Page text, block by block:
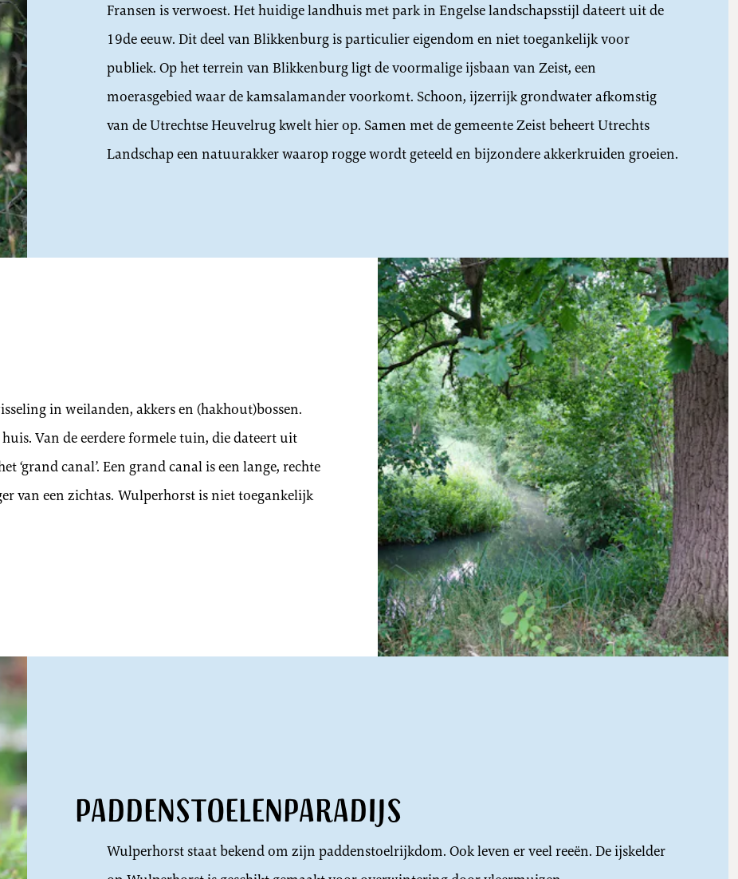
Fransen is verwoest. Het huidige landhuis met park in Engelse landschapsstijl dateert uit de
19de eeuw. Dit deel van Blikkenburg is particulier eigendom en niet toegankelijk voor
publiek. Op het terrein van Blikkenburg ligt de voormalige ijsbaan van Zeist, een
moerasgebied waar de kamsalamander voorkomt. Schoon, ijzerrijk grondwater afkomstig
van de Utrechtse Heuvelrug kwelt hier op. Samen met de gemeente Zeist beheert Utrechts
Landschap een natuurakker waarop rogge wordt geteeld en bijzondere akkerkruiden groeien.
in weilanden, akkers en (hakhout)bossen.
Van de eerdere formele tuin, die dateert uit
‘grand canal’. Een grand canal is een lange, rechte
van een zichtas. Wulperhorst is niet toegankelijk
Paddenstoelenparadijs
Wulperhorst staat bekend om zijn paddenstoelrijkdom. Ook leven er veel reeën. De ijskelder